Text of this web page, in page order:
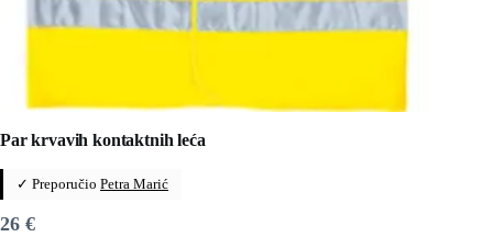
Par krvavih kontaktnih leća
✓ Preporučio Petra Marić
26 €